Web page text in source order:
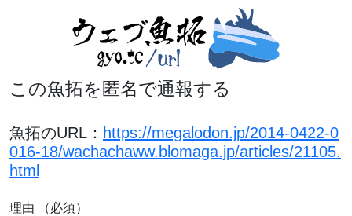
この魚拓を匿名で通報する
魚拓のURL： https://megalodon.jp/2014-0422-0
016-18/wachachaww.blomaga.jp/articles/21105.
html
理由 （必須）